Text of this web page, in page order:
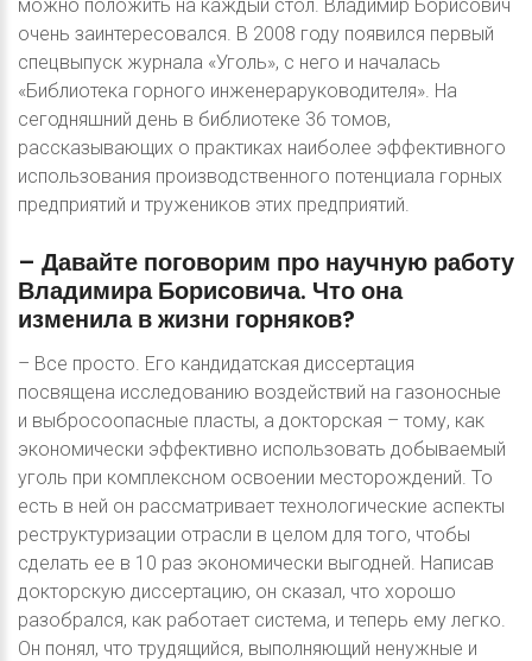
можно положить на каждый стол. Владимир Борисович
очень заинтересовался. В 2008 году появился первый
спецвыпуск журнала «Уголь», с него и началась
«Библиотека горного инженераруководителя». На
сегодняшний день в библиотеке 36 томов,
рассказывающих о практиках наиболее эффективного
использования производственного потенциала горных
предприятий и тружеников этих предприятий.
– Давайте поговорим про научную работу
Владимира Борисовича. Чтоона
изменила вжизни горняков?
– Все просто. Его кандидатская диссертация
посвящена исследованию воздействий на газоносные
и выбросоопасные пласты, а докторская – тому, как
экономически эффективно использовать добываемый
уголь при комплексном освоении месторождений. То
есть в ней он рассматривает технологические аспекты
реструктуризации отрасли в целом для того, чтобы
сделать ее в 10 раз экономически выгодней. Написав
докторскую диссертацию, он сказал, что хорошо
разобрался, как работает система, и теперь ему легко.
Он понял, что трудящийся, выполняющий ненужные и